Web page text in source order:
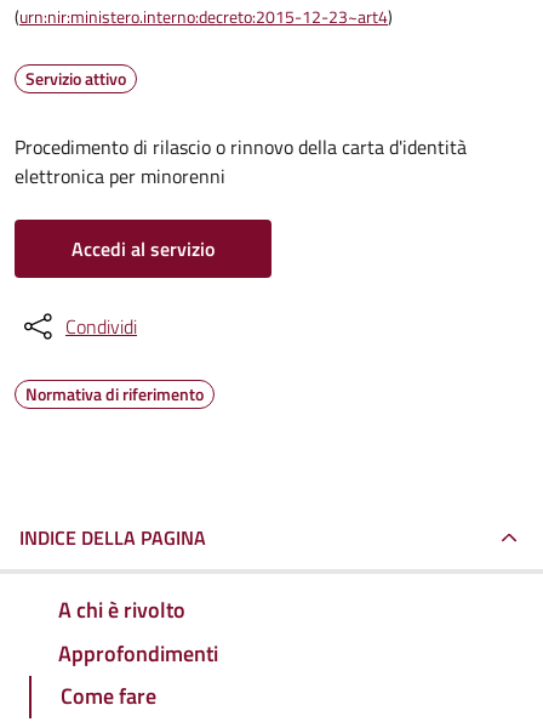
(urn:nir:ministero.interno:decreto:2015-12-23~art4)
Servizio attivo
Procedimento di rilascio o rinnovo della carta d'identità
elettronica per minorenni
Accedi al servizio
Condividi
Normativa di riferimento
INDICE DELLA PAGINA
A chi è rivolto
Approfondimenti
Come fare